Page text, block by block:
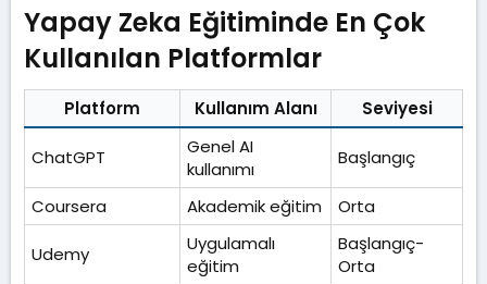
Yapay Zeka Eğitiminde En Çok
Kullanılan Platformlar​
Platform Kullanım Alanı Seviyesi
ChatGPT
Genel AI
kullanımı
Başlangıç
Coursera Akademik eğitim Orta
Udemy
Uygulamalı
eğitim
Başlangıç-
Orta